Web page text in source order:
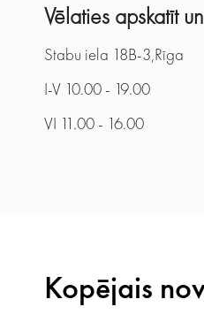
Vēlaties apskatīt
Stabu iela 18B-3,Rīga
I-V 10.00 - 19.00
VI 11.00 - 16.00
Kopējais